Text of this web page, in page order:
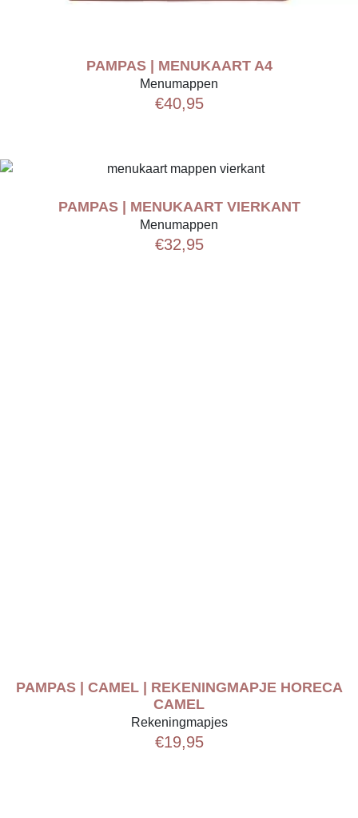
PAMPAS | MENUKAART A4
Menumappen
€40,95
PAMPAS | MENUKAART VIERKANT
Menumappen
€32,95
PAMPAS | CAMEL | REKENINGMAPJE HORECA
CAMEL
Rekeningmapjes
€19,95